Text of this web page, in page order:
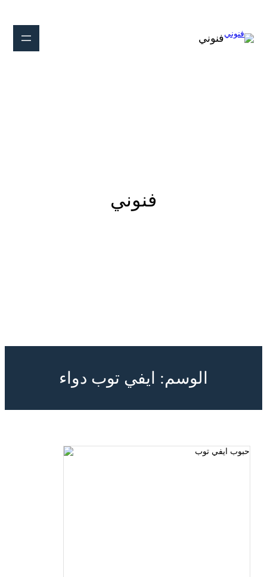
فنوني
فنوني
الوسم: ايفي توب دواء